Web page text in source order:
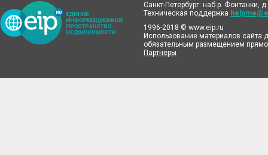
Санкт-Петербург: наб.р. Фонтанки,
Техническая поддержка
1996-2018 © www.eip.ru
Использование материалов сайта
обязательным размещением
Партнеры